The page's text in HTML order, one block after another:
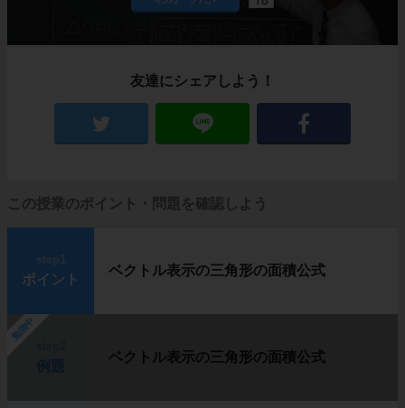
友達にシェアしよう！
この授業のポイント・問題を確認しよう
ポイント
ベクトル表示の三角形の面積公式
勉強中
ベクトル表示の三角形の面積公式